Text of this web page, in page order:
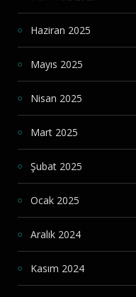
Haziran 2025
Mayıs 2025
Nisan 2025
Mart 2025
Şubat 2025
Ocak 2025
Aralık 2024
Kasım 2024